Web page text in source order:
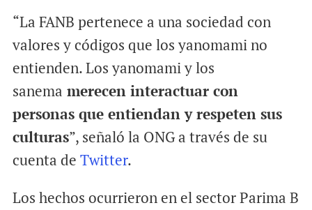
“La FANB pertenece a una sociedad con
valores y códigos que los yanomami no
entienden. Los yanomami y los
sanema merecen interactuar con
personas que entiendan y respeten sus
culturas”, señaló la ONG a través de su
cuenta de Twitter.
Los hechos ocurrieron en el sector Parima B